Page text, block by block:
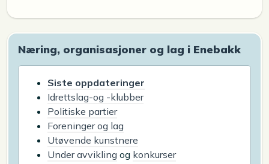
Næring, organisasjoner og lag i Enebakk
Siste oppdateringer
Idrettslag-og -klubber
Politiske partier
Foreninger og lag
Utøvende kunstnere
Under avvikling og konkurser